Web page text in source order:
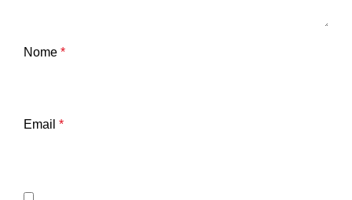
Nome *
Email *